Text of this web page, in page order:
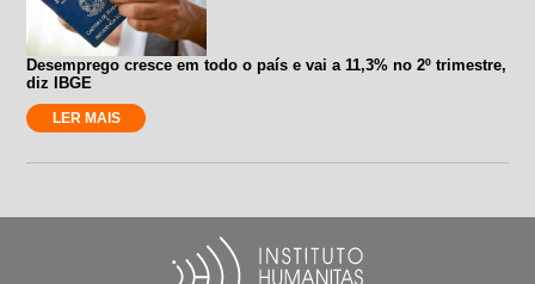
Desemprego cresce em todo o país e vai a 11,3% no 2º trimestre,
diz IBGE
LER MAIS